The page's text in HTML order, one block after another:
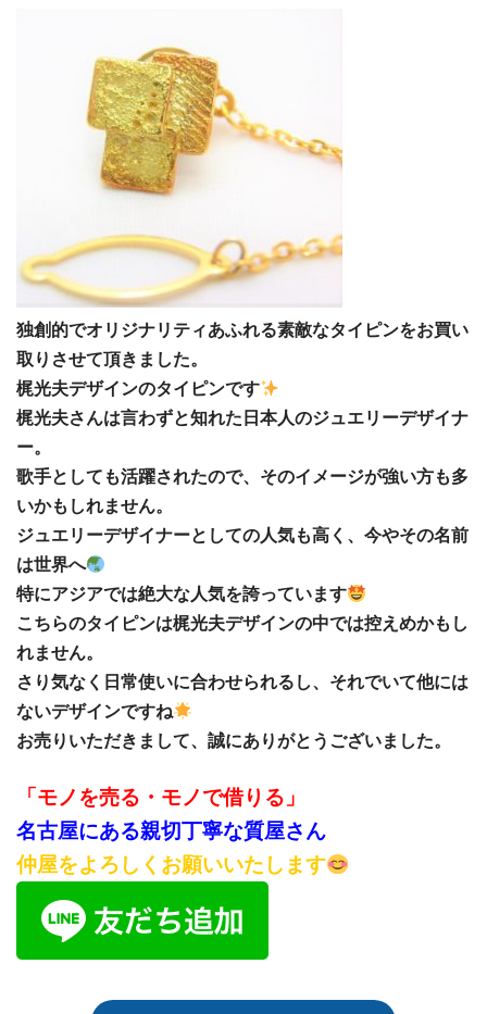
独創的でオリジナリティあふれる素敵なタイピンをお買い
取りさせて頂きました。
梶光夫デザインのタイピンです
梶光夫さんは言わずと知れた日本人のジュエリーデザイナ
ー。
歌手としても活躍されたので、そのイメージが強い方も多
いかもしれません。
ジュエリーデザイナーとしての人気も高く、今やその名前
は世界へ
特にアジアでは絶大な人気を誇っています
こちらのタイピンは梶光夫デザインの中では控えめかもし
れません。
さり気なく日常使いに合わせられるし、それでいて他には
ないデザインですね
お売りいただきまして、誠にありがとうございました。
「モノを売る・モノで借りる」
名古屋にある親切丁寧な質屋さん
仲屋をよろしくお願いいたします